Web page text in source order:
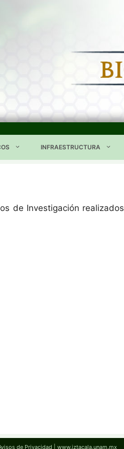
INFRAESTRUCTURA
de Investigación realizados
de Privacidad www.iztacala.unam.mx